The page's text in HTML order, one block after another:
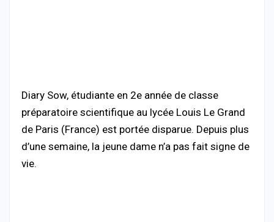
Diary Sow, étudiante en 2e année de classe
préparatoire scientifique au lycée Louis Le Grand
de Paris (France) est portée disparue. Depuis plus
d’une semaine, la jeune dame n’a pas fait signe de
vie.